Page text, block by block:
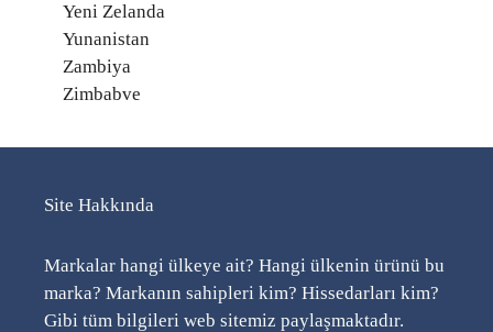
Yeni Zelanda
Yunanistan
Zambiya
Zimbabve
Site Hakkında
Markalar hangi ülkeye ait? Hangi ülkenin ürünü bu
marka? Markanın sahipleri kim? Hissedarları kim?
Gibi tüm bilgileri web sitemiz paylaşmaktadır.